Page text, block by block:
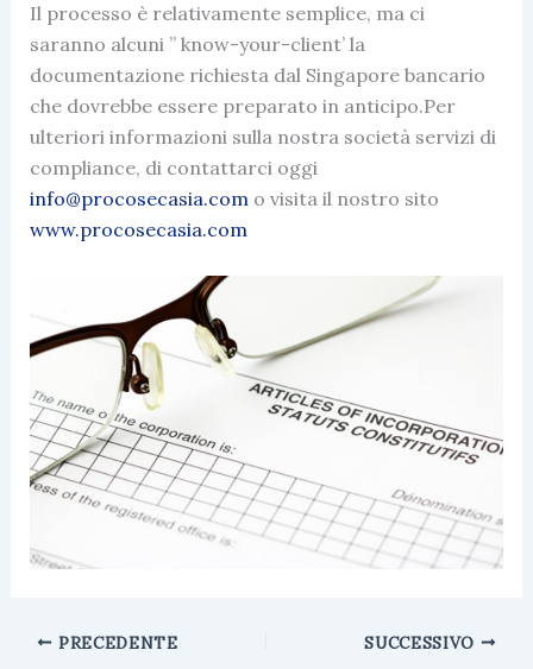
Il processo è relativamente semplice, ma ci
saranno alcuni ” know-your-client’ la
documentazione richiesta dal Singapore bancario
che dovrebbe essere preparato in anticipo.Per
ulteriori informazioni sulla nostra società servizi di
compliance, di contattarci oggi
info@procosecasia.com o visita il nostro sito
www.procosecasia.com
PRECEDENTE SUCCESSIVO